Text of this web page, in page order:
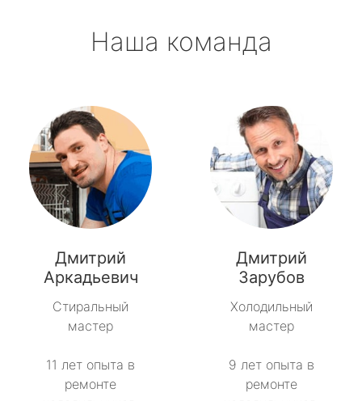
Наша команда
Дмитрий
Аркадьевич
Стиральный
мастер
11 лет опыта в
ремонте
Дмитрий
Зарубов
Холодильный
мастер
9 лет опыта в
ремонте